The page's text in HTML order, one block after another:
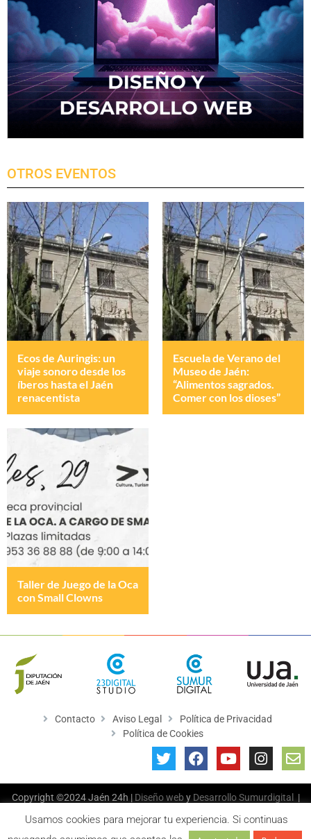
OTROS EVENTOS
Ecos de Auringis: un
viaje sonoro desde los
íberos hasta el Jaén
renacentista
Escuela de Verano del
Museo de Jaén:
“Alimentos sagrados.
Comer con los dioses”
Taller de Juego de la Oca
con Small Clowns
Contacto Aviso Legal
Política de Privacidad
Política de Cookies
Copyright ©2024 Jaén 24h | Diseño web y Desarrollo Sumurdigital
|
Usamos cookies para mejorar tu experiencia. Si continuas